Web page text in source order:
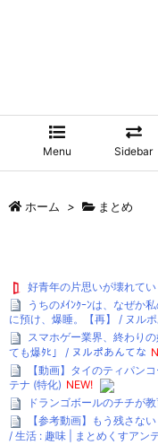
Menu Sidebar
ホーム > まとめ
好青年の片思いが壊れて
うちのﾒｲﾝｸｰﾝは、なぜか
に預け、爆睡。【再】 / ヌル
スマホゲー業界、終わり
ても爆ﾀﾋ」 / ヌルポあんてな
【動画】タイのティパン
テナ (特化) NEW!
ドランゴボールのチチが
【参考動画】もう残さな
/ 生活 : 趣味 | まとめくすアン